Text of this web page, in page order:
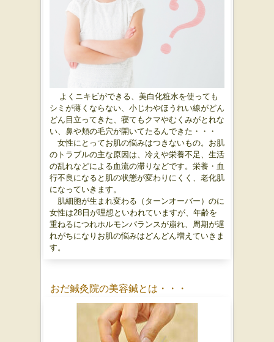
よくニキビができる、美白化粧水を使っても
シミが薄くならない、小じわやほうれい線がどん
どん目立ってきた、寝てもクマやむくみがとれな
い、鼻や頬の毛穴が開いてたるんできた・・・
女性にとってお肌の悩みはつきないもの。お肌
のトラブルの主な原因は、冷えや栄養不足、生活
の乱れなどによる血流の滞りなどです。栄養・血
行不良になると肌の状態が変わりにくく、老化肌
になっていきます。
肌細胞が生まれ変わる（ターンオーバー）のに
女性は28日が理想といわれていますが、年齢を
重ねるにつれホルモンバランスが崩れ、周期が遅
れがちになりお肌の悩みはどんどん増えていきま
す。
おだ鍼灸院の美容鍼とは・・・